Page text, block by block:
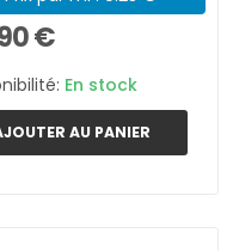
€
En stock
AU PANIER